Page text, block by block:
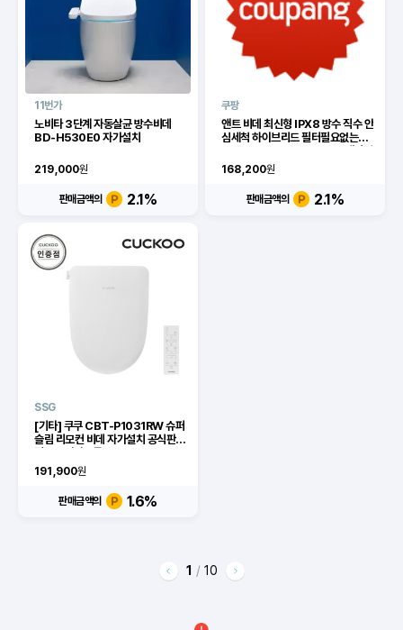
11번가
노비타 3단계 자동살균 방수비데
BD-H530E0 자가설치
219,000원
판매금액의 2.1%
쿠팡
앤트 비데 최신형 IPX8 방수 직수 안
심세척 하이브리드 필터필요없는
설치
168,200원
판매금액의 2.1%
SSG
[기타] 쿠쿠 CBT-P1031RW 슈퍼
슬림 리모컨 비데 자가설치 공식판매
191,900원
판매금액의 1.6%
1 / 10